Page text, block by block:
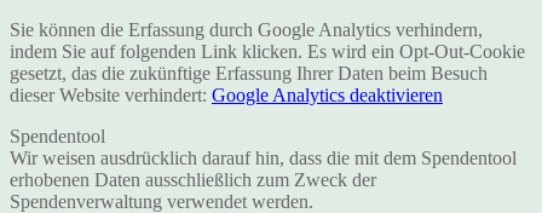
Sie können die Erfassung durch Google Analytics verhindern,
indem Sie auf folgenden Link klicken. Es wird ein Opt-Out-Cookie
gesetzt, das die zukünftige Erfassung Ihrer Daten beim Besuch
dieser Website verhindert: Google Analytics deaktivieren
Spendentool
Wir weisen ausdrücklich darauf hin, dass die mit dem Spendentool
erhobenen Daten ausschließlich zum Zweck der
Spendenverwaltung verwendet werden.